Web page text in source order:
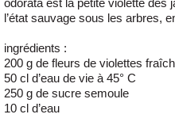
odorata est la petite violette des
l’état sauvage sous les arbres,
ingrédients :
200 g de fleurs de violettes
50 cl d’eau de vie à 45° C
250 g de sucre semoule
10 cl d’eau